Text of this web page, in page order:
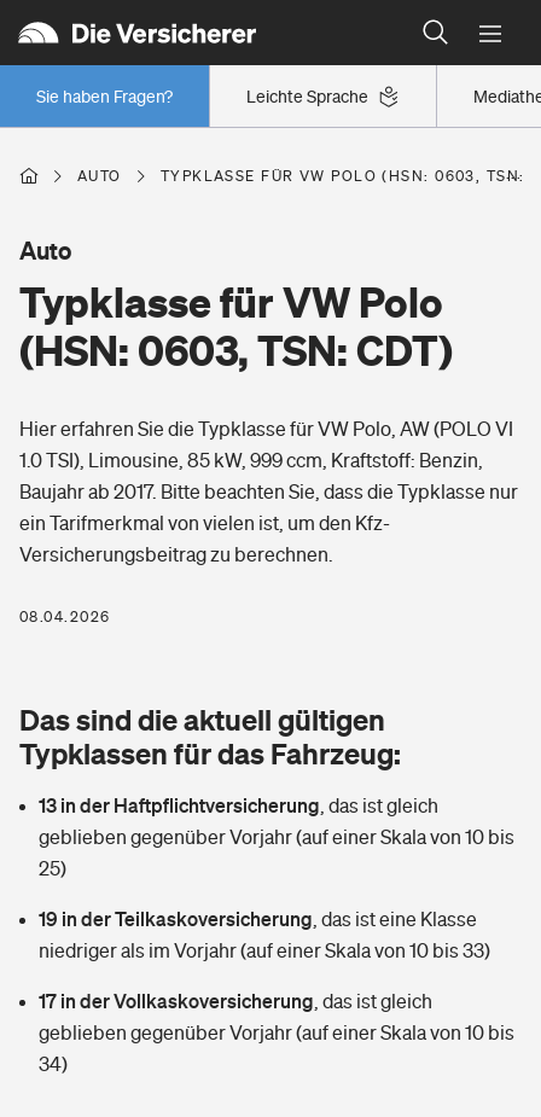
Leichte Sprache
Sie haben Fragen?
Wer versichert was: Jetzt Versicherer finden
Regionalklassen: So ist Ihre Region eingestuft
Wer versichert was: Jetzt Versicherer finden
Berufsunfähigkeitsversicherung
Erwerbsunfähigkeitsversicherung
Grundfähigkeitsversicherung
Arbeitsrechtsschutz
Berufshaftpflichtversicherung
Zur Übersicht
Tools
Wer versichert was: Jetzt Versicherer finden
Sie haben Fragen?
Wohnen
Glasversicherung
Mietkautionsversicherung
Restkreditversicherung
Tools
Freizeit
Pri­vate Haft­pflicht­
Kinderunfall­ver­si­che­rung
Kinderinvalidität
Hundehalter-Haftpflicht
Handyversicherung
Gesundheit
Private Krankenversicherung
Dread-Disease-Versicherung
Tierkrankenversicherung
Zur Übersicht
Tools
Wer versichert was: Jetzt Versicherer finden
AUTO TYPKLASSE FÜR VW POLO (HSN: 0603, TSN:
Typklasse für VW Polo
(HSN: 0603, TSN: CDT)
Auto
Hier erfahren Sie die Typklasse für VW Polo, AW (POLO VI
1.0 TSI), Limousine, 85 kW, 999 ccm, Kraftstoff: Benzin,
Baujahr ab 2017. Bitte beachten Sie, dass die Typklasse nur
ein Tarifmerkmal von vielen ist, um den Kfz-
Versicherungsbeitrag zu berechnen.
08.04.2026
Das sind die aktuell gültigen
Typklassen für das Fahrzeug:
13 in der Haftpflichtversicherung das ist gleich
geblieben gegenüber Vorjahr (auf einer Skala von 10 bis
25)
19 in der Teilkaskoversicherung das ist eine Klasse
niedriger als im Vorjahr (auf einer Skala von 10 bis 33)
17 in der Vollkaskoversicherung das ist gleich
geblieben gegenüber Vorjahr (auf einer Skala von 10 bis
34)